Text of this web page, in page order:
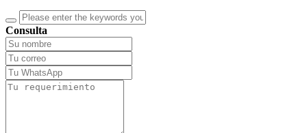
Consulta